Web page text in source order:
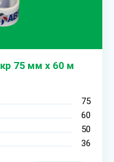
75 мм х 60 м
75
60
50
36